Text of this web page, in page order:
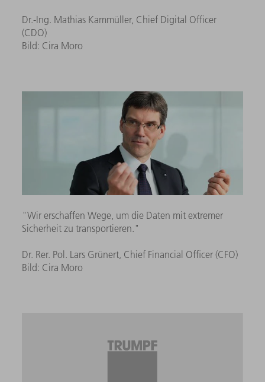
Dr.-Ing. Mathias Kammüller, Chief Digital Officer
(CDO)
Bild: Cira Moro
"Wir erschaffen Wege, um die Daten mit extremer
Sicherheit zu transportieren."
Dr. Rer. Pol. Lars Grünert, Chief Financial Officer (CFO)
Bild: Cira Moro